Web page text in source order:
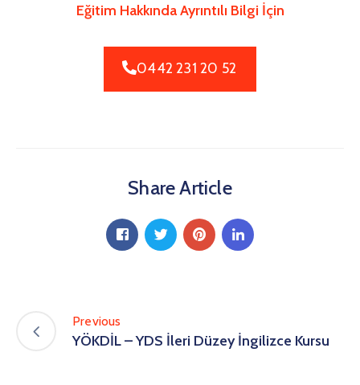
Eğitim Hakkında Ayrıntılı Bilgi İçin
0442 231 20 52
Share Article
Previous
YÖKDİL – YDS İleri Düzey İngilizce Kursu